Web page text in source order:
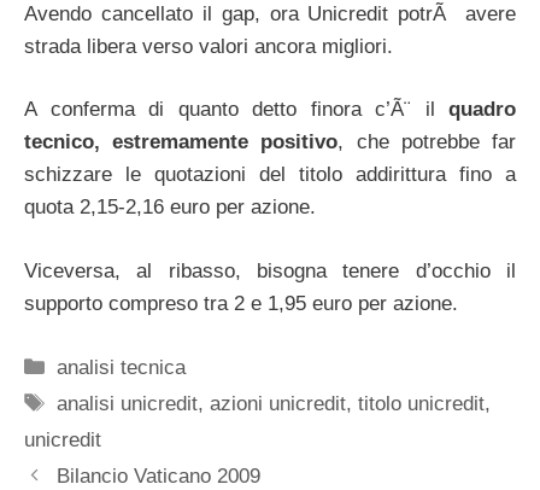
Avendo cancellato il gap, ora Unicredit potrÃ avere
strada libera verso valori ancora migliori.
A conferma di quanto detto finora c’Ã¨ il quadro
tecnico, estremamente positivo, che potrebbe far
schizzare le quotazioni del titolo addirittura fino a
quota 2,15-2,16 euro per azione.
Viceversa, al ribasso, bisogna tenere d’occhio il
supporto compreso tra 2 e 1,95 euro per azione.
Categorie
analisi tecnica
Tag
analisi unicredit,azioni unicredit,titolo unicredit,
unicredit
Bilancio Vaticano 2009